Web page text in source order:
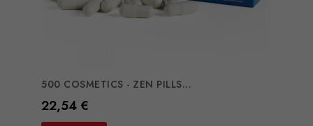
500 COSMETICS - ZEN PILLS...
Preço
22,54 €